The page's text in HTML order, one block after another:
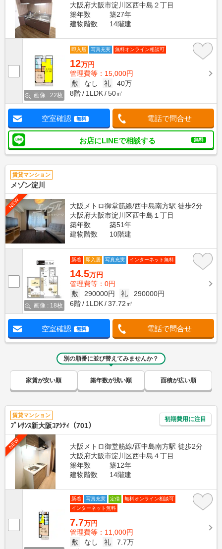
大阪府大阪市淀川区西中島２丁目
築年数
築27年
建物階数
14階建
画像 : 22枚
即入居 写真充実 無料オンライン相談可
12万円
管理費等：15,000円
敷
なし 礼
40万
8階
1LDK 50㎡
空室確認 無料 電話で問合せ
お店にLINEで相談する 無料
賃貸マンション
メゾン淀川
NEW
大阪メトロ御堂筋線/西中島南方駅 徒歩2分
大阪府大阪市淀川区西中島１丁目
築年数
築51年
建物階数
10階建
画像 : 18枚
新着 即入居 写真充実 インターネット無料
14.5万円
管理費等：0円
敷
290000円 礼
290000円
6階
1LDK 37.72㎡
空室確認 無料 電話で問合せ
別の順番に並び替えてみませんか？
家賃が安い順 築年数が浅い順 面積が広い順
賃貸マンション
ﾌﾟﾚｻﾝｽ新大阪ｺｱｼﾃｨ（701）
初期費用に注目
NEW
大阪メトロ御堂筋線/西中島南方駅 徒歩2分
大阪府大阪市淀川区西中島４丁目
築年数
築12年
建物階数
14階建
新着 写真充実 定借
無料オンライン相談可
インターネット無料
7.7万円
管理費等：11,000円
敷
なし 礼
7.7万